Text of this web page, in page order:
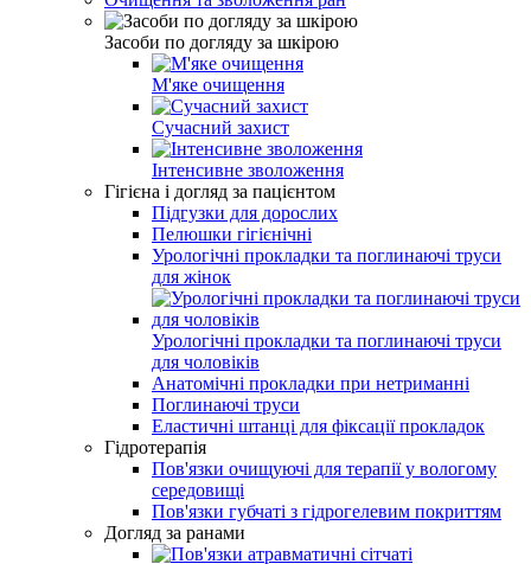
Засоби по догляду за шкірою
М'яке очищення
Сучасний захист
Інтенсивне зволоження
Гігієна і догляд за пацієнтом
Підгузки для дорослих
Пелюшки гігієнічні
Урологічні прокладки та поглинаючі труси
для жінок
Урологічні прокладки та поглинаючі труси
для чоловіків
Анатомічні прокладки при нетриманні
Поглинаючі труси
Еластичні штанці для фіксації прокладок
Гідротерапія
Пов'язки очищуючі для терапії у вологому
середовищі
Пов'язки губчаті з гідрогелевим покриттям
Догляд за ранами